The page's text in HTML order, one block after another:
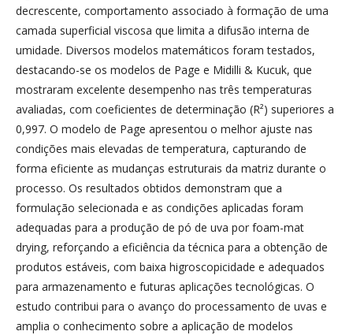
decrescente, comportamento associado à formação de uma
camada superficial viscosa que limita a difusão interna de
umidade. Diversos modelos matemáticos foram testados,
destacando-se os modelos de Page e Midilli & Kucuk, que
mostraram excelente desempenho nas três temperaturas
avaliadas, com coeficientes de determinação (R²) superiores a
0,997. O modelo de Page apresentou o melhor ajuste nas
condições mais elevadas de temperatura, capturando de
forma eficiente as mudanças estruturais da matriz durante o
processo. Os resultados obtidos demonstram que a
formulação selecionada e as condições aplicadas foram
adequadas para a produção de pó de uva por foam-mat
drying, reforçando a eficiência da técnica para a obtenção de
produtos estáveis, com baixa higroscopicidade e adequados
para armazenamento e futuras aplicações tecnológicas. O
estudo contribui para o avanço do processamento de uvas e
amplia o conhecimento sobre a aplicação de modelos